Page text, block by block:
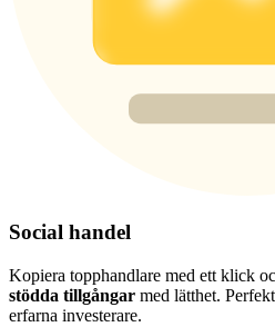
Share 500000 CASHCAT
Social handel
Kopiera topphandlare med ett klick
stödda tillgångar med lätthet.
erfarna investerare.